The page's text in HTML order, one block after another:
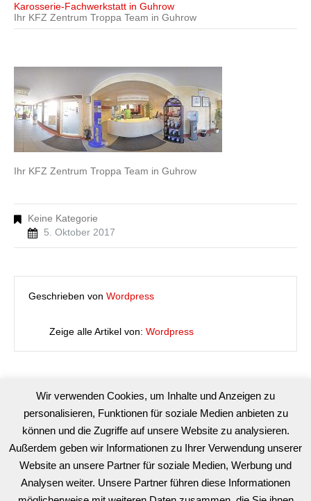
Karosserie-Fachwerkstatt in Guhrow
Ihr KFZ Zentrum Troppa Team in Guhrow
Ihr KFZ Zentrum Troppa Team in Guhrow
Keine Kategorie
5. Oktober 2017
Geschrieben von Wordpress
Zeige alle Artikel von: Wordpress
Kategorien
Karosserie
Sonstiger Service
Wir verwenden Cookies, um Inhalte und Anzeigen zu
personalisieren, Funktionen für soziale Medien anbieten zu
können und die Zugriffe auf unsere Website zu analysieren.
Außerdem geben wir Informationen zu Ihrer Verwendung unserer
Website an unsere Partner für soziale Medien, Werbung und
Analysen weiter. Unsere Partner führen diese Informationen